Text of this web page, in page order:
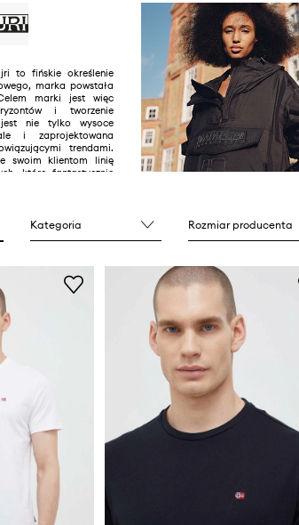
to fińskie określenie
marka powstała
marki jest więc
i tworzenie
nie tylko wysoce
i zaprojektowana
trendami.
swoim klientom linię
które fantastycznie
Kategoria Rozmiar producenta